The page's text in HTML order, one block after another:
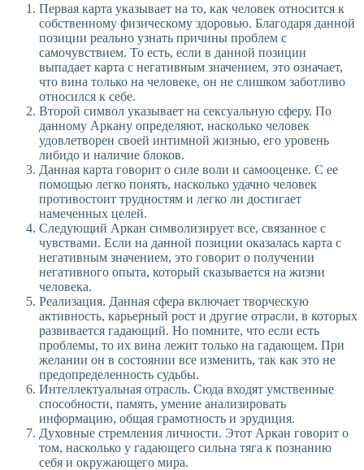
Первая карта указывает на то, как человек относится к
собственному физическому здоровью. Благодаря данной
позиции реально узнать причины проблем с
самочувствием. То есть, если в данной позиции
выпадает карта с негативным значением, это означает,
что вина только на человеке, он не слишком заботливо
относился к себе.
Второй символ указывает на сексуальную сферу. По
данному Аркану определяют, насколько человек
удовлетворен своей интимной жизнью, его уровень
либидо и наличие блоков.
Данная карта говорит о силе воли и самооценке. С ее
помощью легко понять, насколько удачно человек
противостоит трудностям и легко ли достигает
намеченных целей.
Следующий Аркан символизирует все, связанное с
чувствами. Если на данной позиции оказалась карта с
негативным значением, это говорит о получении
негативного опыта, который сказывается на жизни
человека.
Реализация. Данная сфера включает творческую
активность, карьерный рост и другие отрасли, в которых
развивается гадающий. Но помните, что если есть
проблемы, то их вина лежит только на гадающем. При
желании он в состоянии все изменить, так как это не
предопределенность судьбы.
Интеллектуальная отрасль. Сюда входят умственные
способности, память, умение анализировать
информацию, общая грамотность и эрудиция.
Духовные стремления личности. Этот Аркан говорит о
том, насколько у гадающего сильна тяга к познанию
себя и окружающего мира.